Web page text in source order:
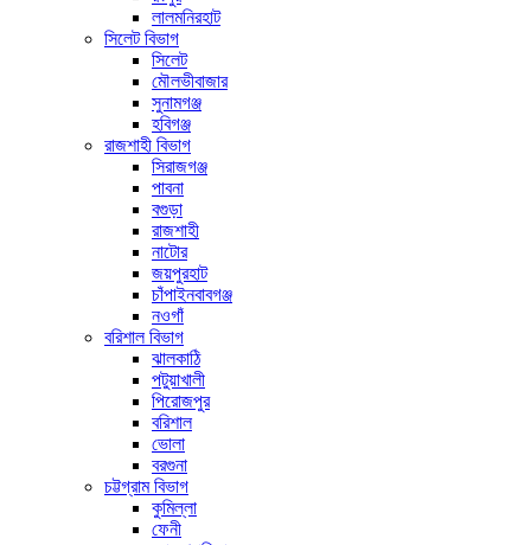
লালমনিরহাট
সিলেট বিভাগ
সিলেট
মৌলভীবাজার
সুনামগঞ্জ
হবিগঞ্জ
রাজশাহী বিভাগ
সিরাজগঞ্জ
পাবনা
বগুড়া
রাজশাহী
নাটোর
জয়পুরহাট
চাঁপাইনবাবগঞ্জ
নওগাঁ
বরিশাল বিভাগ
ঝালকাঠি
পটুয়াখালী
পিরোজপুর
বরিশাল
ভোলা
বরগুনা
চট্টগ্রাম বিভাগ
কুমিল্লা
ফেনী